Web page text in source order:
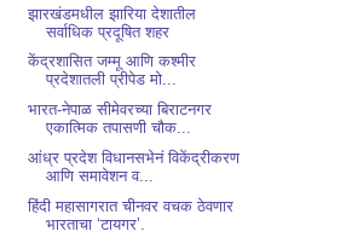
झारखंडमधील झारिया देशातील
सर्वाधिक प्रदूषित शहर
केंद्रशासित जम्मू आणि कश्मीर
प्रदेशातली प्रीपेड मो...
भारत-नेपाळ सीमेवरच्या बिराटनगर
एकात्मिक तपासणी चौक...
आंध्र प्रदेश विधानसभेनं विकेंद्रीकरण
आणि समावेशन व...
हिंदी महासागरात चीनवर वचक ठेवणार
भारताचा ‘टायगर’.